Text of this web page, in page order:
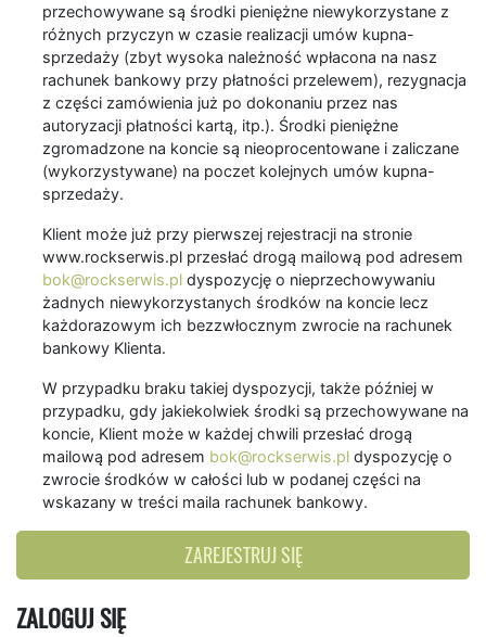
przechowywane są środki pieniężne niewykorzystane z
różnych przyczyn w czasie realizacji umów kupna-
sprzedaży (zbyt wysoka należność wpłacona na nasz
rachunek bankowy przy płatności przelewem), rezygnacja
z części zamówienia już po dokonaniu przez nas
autoryzacji płatności kartą, itp.). Środki pieniężne
zgromadzone na koncie są nieoprocentowane i zaliczane
(wykorzystywane) na poczet kolejnych umów kupna-
sprzedaży.
Klient może już przy pierwszej rejestracji na stronie
www.rockserwis.pl przesłać drogą mailową pod adresem
bok@rockserwis.pl dyspozycję o nieprzechowywaniu
żadnych niewykorzystanych środków na koncie lecz
każdorazowym ich bezzwłocznym zwrocie na rachunek
bankowy Klienta.
W przypadku braku takiej dyspozycji, także później w
przypadku, gdy jakiekolwiek środki są przechowywane na
koncie, Klient może w każdej chwili przesłać drogą
mailową pod adresem bok@rockserwis.pl dyspozycję o
zwrocie środków w całości lub w podanej części na
wskazany w treści maila rachunek bankowy.
ZAREJESTRUJ SIĘ
ZALOGUJ SIĘ